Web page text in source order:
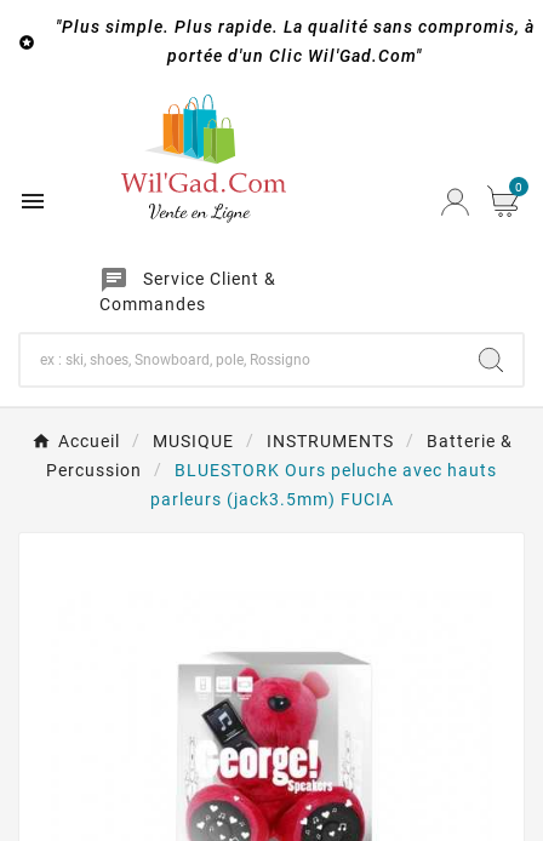

"Plus simple. Plus rapide. La qualité sans compromis, à
portée d'un Clic Wil'Gad.Com"

chat
Service Client &
Commandes
0
Accueil MUSIQUE INSTRUMENTS
Batterie &
Percussion
BLUESTORK Ours peluche avec hauts
parleurs (jack3.5mm) FUCIA